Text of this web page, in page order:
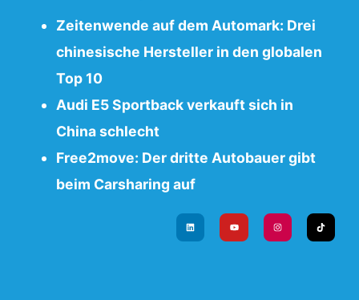
Zeitenwende auf dem Automark: Drei
chinesische Hersteller in den globalen
Top 10
Audi E5 Sportback verkauft sich in
China schlecht
Free2move: Der dritte Autobauer gibt
beim Carsharing auf